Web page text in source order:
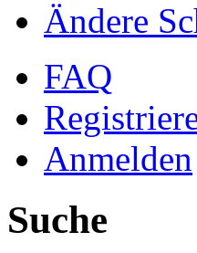
Ändere
FAQ
Anmelden
Suche